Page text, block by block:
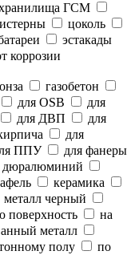
ГСМ
цоколь
эстакады
коррозии
газобетон
для OSB
для
для ДВП
для
для
ППУ
для фанеры
дюралюминий
керамика
металл черный
поверхность
на
металл
полу
по